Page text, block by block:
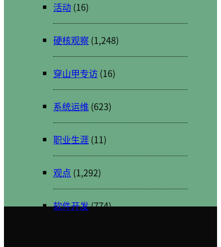
活动 (16)
硬核观察 (1,248)
穿山甲专访(16)
系统运维 (623)
职业生涯(11)
观点 (1,292)
软件开发(774)